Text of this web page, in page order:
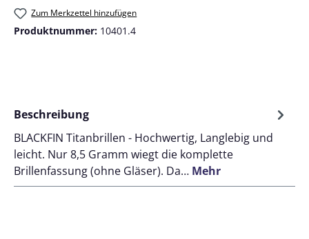
Zum Merkzettel hinzufügen
Produktnummer: 10401.4
Beschreibung
BLACKFIN Titanbrillen - Hochwertig, Langlebig und
leicht. Nur 8,5 Gramm wiegt die komplette
Brillenfassung (ohne Gläser). Da… Mehr